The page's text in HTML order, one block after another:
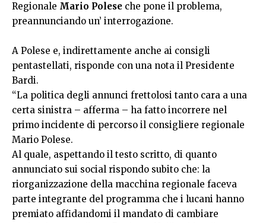
Regionale Mario Polese che pone il problema,
preannunciando un’ interrogazione.
A Polese e, indirettamente anche ai consigli
pentastellati, risponde con una nota il Presidente
Bardi.
“La politica degli annunci frettolosi tanto cara a una
certa sinistra – afferma – ha fatto incorrere nel
primo incidente di percorso il consigliere regionale
Mario Polese.
Al quale, aspettando il testo scritto, di quanto
annunciato sui social rispondo subito che: la
riorganizzazione della macchina regionale faceva
parte integrante del programma che i lucani hanno
premiato affidandomi il mandato di cambiare